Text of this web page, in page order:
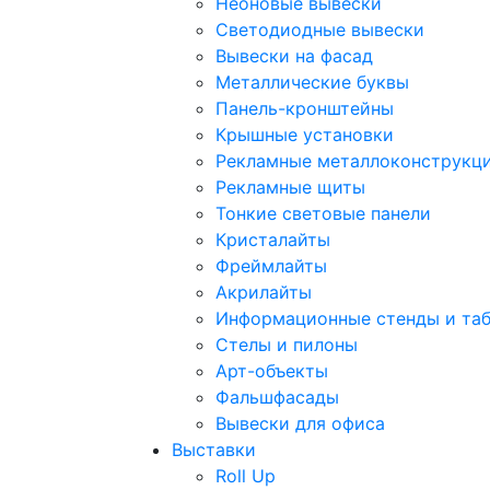
Светодиодные вывески
Вывески на фасад
Металлические буквы
Панель-кронштейны
Крышные установки
Рекламные
Рекламные щиты
Тонкие световые панели
Кристалайты
Фреймлайты
Акрилайты
Информационные стенды и
Стелы и пилоны
Арт-объекты
Фальшфасады
Вывески для офиса
Выставки
Roll Up